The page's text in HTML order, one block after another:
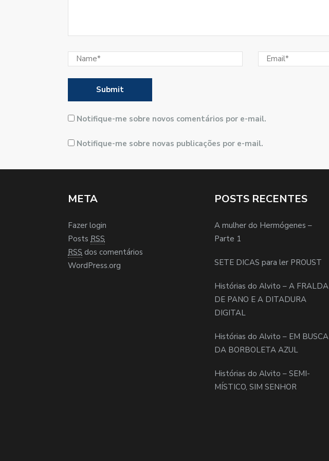
Notifique-me sobre novos comentários por e-mail.
Notifique-me sobre novas publicações por e-mail.
META
Fazer login
Posts RSS
RSS dos comentários
WordPress.org
POSTS RECENTES
A mulher do Hermógenes –
Parte 1
SETE DICAS para ler PROUST
Histórias do Alvito – A FRALDA
DE PANO E A DITADURA
DIGITAL
Histórias do Alvito – EM BUSCA
DA BORBOLETA AZUL
Histórias do Alvito – SEMI-
MÍSTICO, SIM SENHOR